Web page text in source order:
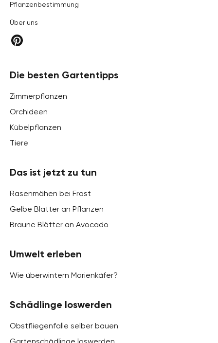
Pflanzenbestimmung
Über uns
Die besten Gartentipps
Zimmerpflanzen
Orchideen
Kübelpflanzen
Tiere
Das ist jetzt zu tun
Rasenmähen bei Frost
Gelbe Blätter an Pflanzen
Braune Blätter an Avocado
Umwelt erleben
Wie überwintern Marienkäfer?
Schädlinge loswerden
Obstfliegenfalle selber bauen